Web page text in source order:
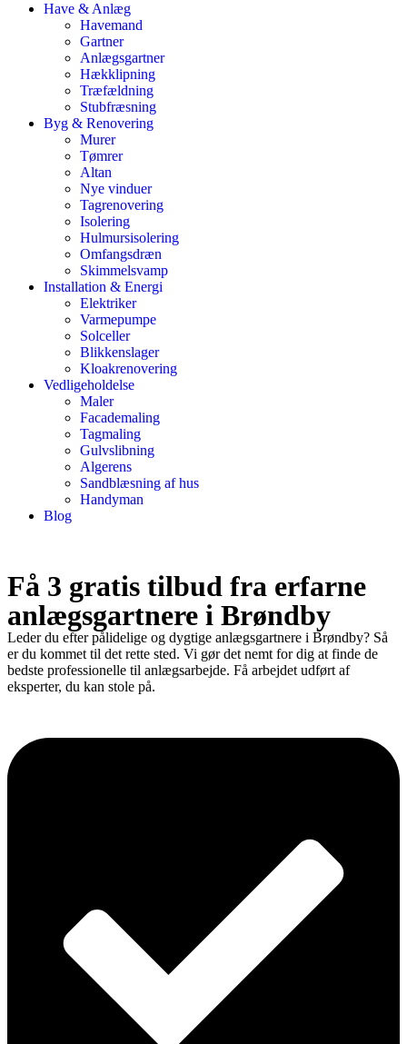
Have & Anlæg
Havemand
Gartner
Anlægsgartner
Hækklipning
Træfældning
Stubfræsning
Byg & Renovering
Murer
Tømrer
Altan
Nye vinduer
Tagrenovering
Isolering
Hulmursisolering
Omfangsdræn
Skimmelsvamp
Installation & Energi
Elektriker
Varmepumpe
Solceller
Blikkenslager
Kloakrenovering
Vedligeholdelse
Maler
Facademaling
Tagmaling
Gulvslibning
Algerens
Sandblæsning af hus
Handyman
Blog
Få 3 gratis tilbud fra erfarne
anlægsgartnere i Brøndby
Leder du efter pålidelige og dygtige anlægsgartnere i Brøndby? Så
er du kommet til det rette sted. Vi gør det nemt for dig at finde de
bedste professionelle til anlægsarbejde. Få arbejdet udført af
eksperter, du kan stole på.